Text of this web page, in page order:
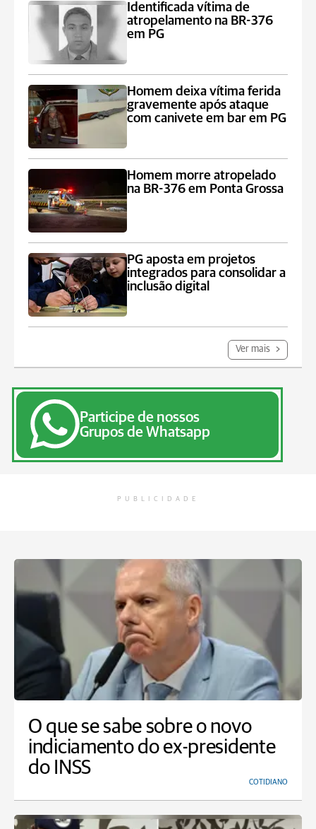
Identificada vítima de
atropelamento na BR-376
em PG
Homem deixa vítima ferida
gravemente após ataque
com canivete em bar em PG
Homem morre atropelado
na BR-376 em Ponta Grossa
PG aposta em projetos
integrados para consolidar a
inclusão digital
Ver mais
Participe de nossos
Grupos de Whatsapp
PUBLICIDADE
O que se sabe sobre o novo
indiciamento do ex-presidente
do INSS
COTIDIANO